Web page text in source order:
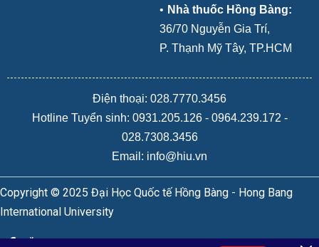
• Nhà thuốc Hồng Bàng:
36/70 Nguyễn Gia Trí,
P. Thạnh Mỹ Tây, TP.HCM
Điện thoại: 028.7770.3456
Hotline Tuyển sinh: 0931.205.126- 0964.239.172 -
028.7308.3456
Email: info@hiu.vn
Copyright © 2025 Đại Học Quốc tế Hồng Bàng - Hong Bang
International University